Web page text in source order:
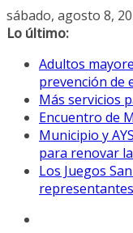
Saltar
al
sábado, agosto 8,
Lo último:
Adultos
prevención de
Más servicios
Encuentro de
Municipio y
para renovar
Los Juegos